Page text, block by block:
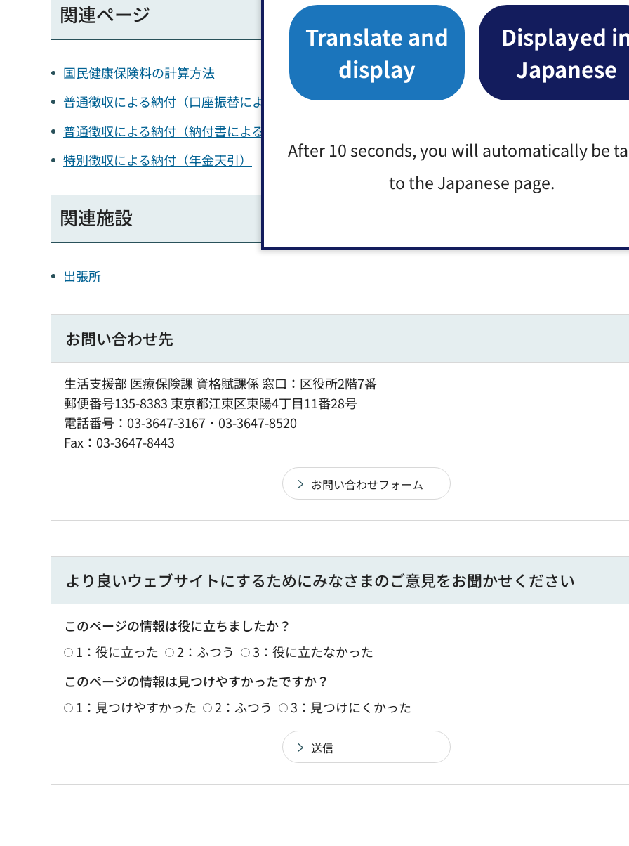
Translate and
display
Displayed
Japanese
After 10 seconds, you will automatically be
to the Japanese page.
関連ページ
国民健康保険料の計算方法
普通徴収による納付（口座振替による納付）
普通徴収による納付（納付書による納付）
特別徴収による納付（年金天引）
関連施設
出張所
お問い合わせ先
生活支援部 医療保険課 資格賦課係 窓口：区役所2階7番
郵便番号135-8383 東京都江東区東陽4丁目11番28号
電話番号：03-3647-3167・03-3647-8520
Fax：03-3647-8443
より良いウェブサイトにするためにみなさまのご意見をお聞かせください
このページの情報は役に立ちましたか？
1：役に立った
2：ふつう
3：役に立たなかった
このページの情報は見つけやすかったですか？
1：見つけやすかった
2：ふつう 3：見つけにくかった